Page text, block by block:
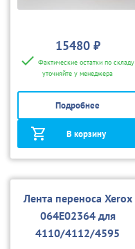
15480 ₽
Фактические остатки по складу
уточняйте у менеджера
Подробнее
В корзину
Лента переноса Xerox
064E02364 для
4110/4112/4595